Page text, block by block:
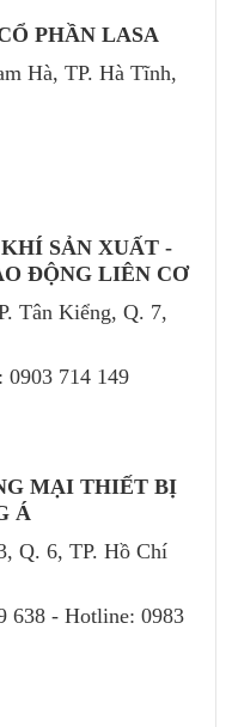
PHẦN LASA
Hà, TP. Hà Tĩnh,
SẢN XUẤT -
ĐỘNG LIÊN CƠ
Tân Kiểng, Q. 7,
714 149
MẠI THIẾT BỊ
Á
Q. 6, TP. Hồ Chí
638 - Hotline: 0983